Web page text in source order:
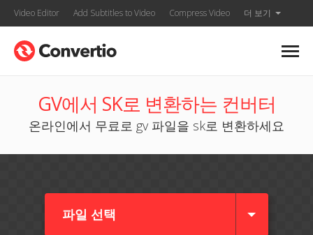
Video Editor Add Subtitles to Video Compress Video 더 보기
GV에서 SK로 변환하는 컨버터
온라인에서 무료로 gv 파일을 sk로 변환하세요
파일 선택